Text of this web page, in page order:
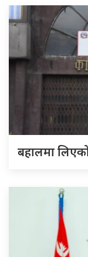
बहालमा